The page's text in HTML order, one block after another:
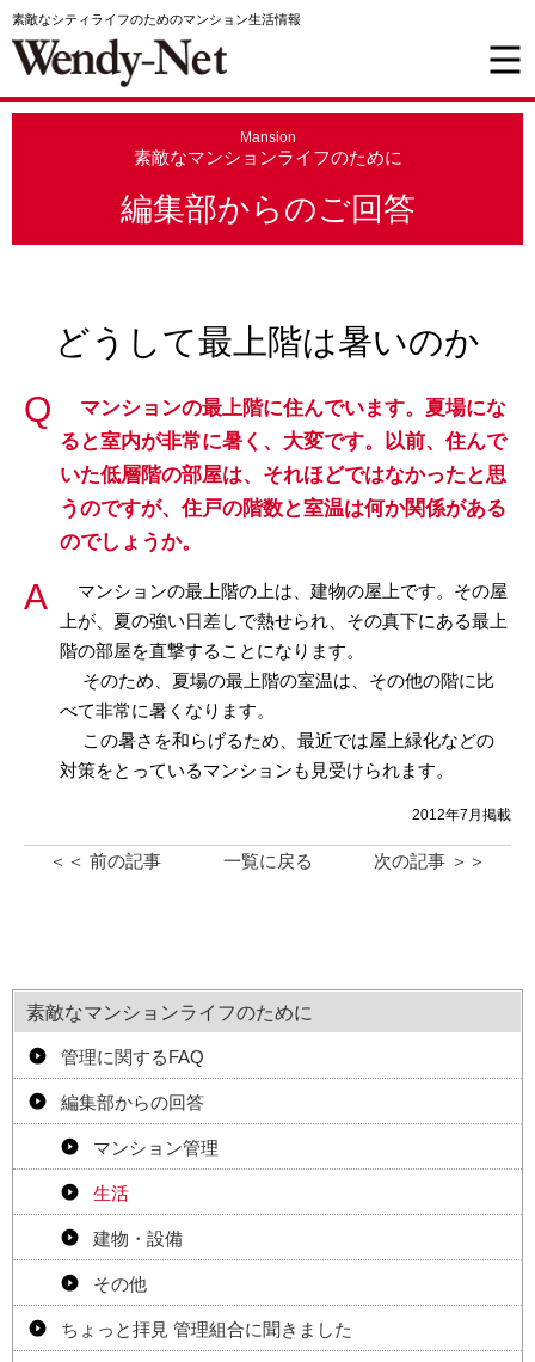
素敵なシティライフのためのマンション生活情報
Mansion
素敵なマンションライフのために
編集部からのご回答
どうして最上階は暑いのか
マンションの最上階に住んでいます。夏場にな
ると室内が非常に暑く、大変です。以前、住んで
いた低層階の部屋は、それほどではなかったと思
うのですが、住戸の階数と室温は何か関係がある
のでしょうか。
マンションの最上階の上は、建物の屋上です。その屋
上が、夏の強い日差しで熱せられ、その真下にある最上
階の部屋を直撃することになります。
そのため、夏場の最上階の室温は、その他の階に比
べて非常に暑くなります。
この暑さを和らげるため、最近では屋上緑化などの
対策をとっているマンションも見受けられます。
2012年7月掲載
＜＜ 前の記事 一覧に戻る 次の記事 ＞＞
素敵なマンションライフのために
管理に関するFAQ
編集部からの回答
マンション管理
生活
建物・設備
その他
ちょっと拝見 管理組合に聞きました